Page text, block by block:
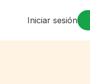
Iniciar sesión